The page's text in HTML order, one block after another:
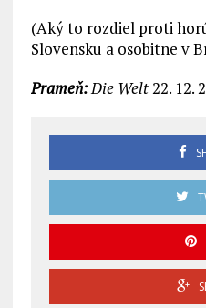
(Aký to rozdiel proti
Slovensku a osobitne v
Prameň:Die Welt22. 12.